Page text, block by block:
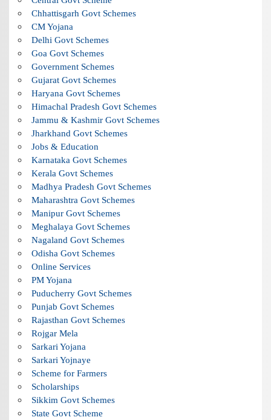
Chhattisgarh Govt Schemes
CM Yojana
Delhi Govt Schemes
Goa Govt Schemes
Government Schemes
Gujarat Govt Schemes
Haryana Govt Schemes
Himachal Pradesh Govt Schemes
Jammu & Kashmir Govt Schemes
Jharkhand Govt Schemes
Jobs & Education
Karnataka Govt Schemes
Kerala Govt Schemes
Madhya Pradesh Govt Schemes
Maharashtra Govt Schemes
Manipur Govt Schemes
Meghalaya Govt Schemes
Nagaland Govt Schemes
Odisha Govt Schemes
Online Services
PM Yojana
Puducherry Govt Schemes
Punjab Govt Schemes
Rajasthan Govt Schemes
Rojgar Mela
Sarkari Yojana
Sarkari Yojnaye
Scheme for Farmers
Scholarships
Sikkim Govt Schemes
State Govt Scheme